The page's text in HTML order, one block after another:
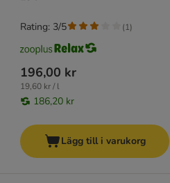
196,00 kr
19,60 kr / l
186,20 kr
Rating: 3/5 (1)
Lägg till i varukorg